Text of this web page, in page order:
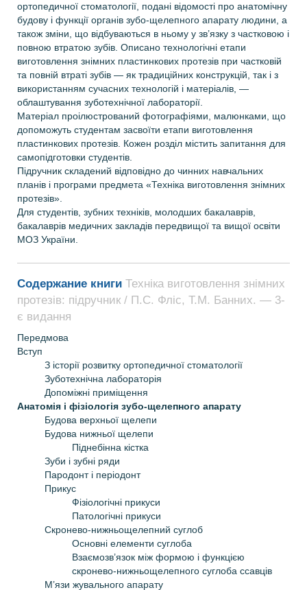
ортопедичної стоматології, подані відомості про анатомічну
будову і функції органів зубо-щелепного апарату людини, а
також зміни, що відбуваються в ньому у зв’язку з частковою і
повною втратою зубів. Описано технологічні етапи
виготовлення знімних пластинкових протезів при частковій
та повній втраті зубів — як традиційних конструкцій, так і з
використанням сучасних технологій і матеріалів, —
облаштування зуботехнічної лабораторії.
Матеріал проілюстрований фотографіями, малюнками, що
допоможуть студентам засвоїти етапи виготовлення
пластинкових протезів. Кожен розділ містить запитання для
самопідготовки студентів.
Підручник складений відповідно до чинних навчальних
планів і програми предмета «Техніка виготовлення знімних
протезів».
Для студентів, зубних техніків, молодших бакалаврів,
бакалаврів медичних закладів передвищої та вищої освіти
МОЗ України.
Содержание книги Техніка виготовлення знімних
протезів: підручник / П.С. Фліс, Т.М. Банних. — 3-
є видання
Передмова
Вступ
З історії розвитку ортопедичної стоматології
Зуботехнічна лабораторія
Допоміжні приміщення
Анатомія і фізіологія зубо-щелепного апарату
Будова верхньої щелепи
Будова нижньої щелепи
Піднебінна кістка
Зуби і зубні ряди
Пародонт і періодонт
Прикус
Фізіологічні прикуси
Патологічні прикуси
Скронево-нижньощелепний суглоб
Основні елементи суглоба
Взаємозв’язок між формою і функцією
скронево-нижньощелепного суглоба ссавців
М’язи жувального апарату